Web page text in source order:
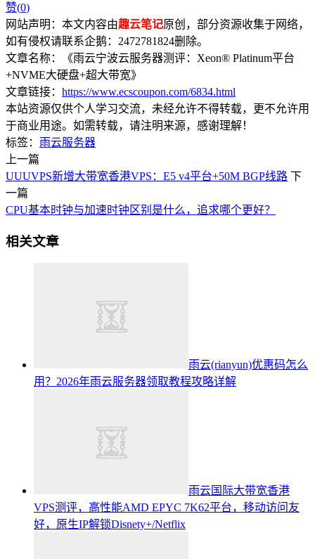
赞(0)
网站声明：本文内容由趣云笔记原创，部分资源收集于网络，
如有侵权请联系企鹅：2472781824删除。
文章名称：《雨云宁波云服务器测评：Xeon® Platinum平台
+NVME大硬盘+超大带宽》
文章链接： https://www.ecscoupon.com/6834.html
本站资源仅供个人学习交流，未经允许不得转载，更不允许用
于商业用途。如需转载，请注明来源，感谢理解！
标签： 雨云服务器
上一篇
UUUVPS新增大带宽香港VPS：E5 v4平台+50M BGP线路 下
一篇
CPU基本时钟与加速时钟区别是什么，追求哪个更好？
相关文章
雨云(rianyun)优惠码怎么
用？2026年雨云服务器领取教程攻略详解
雨云国际大带宽香港
VPS测评，高性能AMD EPYC 7K62平台，移动访问友
好，原生IP解锁Disnety+/Netflix